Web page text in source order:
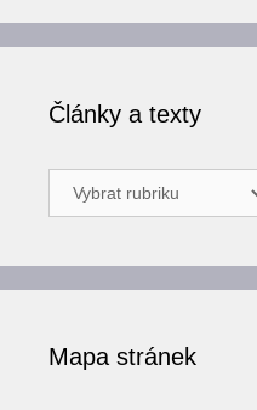
Články a texty
Články
a
Mapa stránek